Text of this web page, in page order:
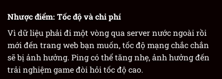
Nhược điểm: Tốc độ và chi phí
Vì dữ liệu phải đi một vòng qua server nước ngoài rồi
mới đến trang web bạn muốn, tốc độ mạng chắc chắn
sẽ bị ảnh hưởng. Ping có thể tăng nhẹ, ảnh hưởng đến
trải nghiệm game đòi hỏi tốc độ cao.